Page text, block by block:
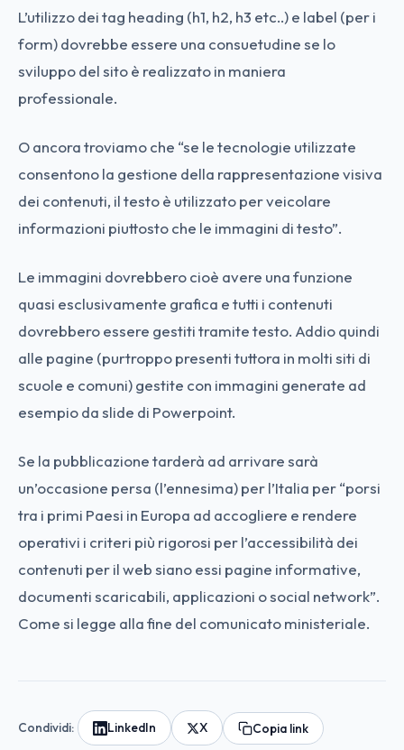
L’utilizzo dei tag heading (h1, h2, h3 etc..) e label (per i
form) dovrebbe essere una consuetudine se lo
sviluppo del sito è realizzato in maniera
professionale.
O ancora troviamo che “se le tecnologie utilizzate
consentono la gestione della rappresentazione visiva
dei contenuti, il testo è utilizzato per veicolare
informazioni piuttosto che le immagini di testo”.
Le immagini dovrebbero cioè avere una funzione
quasi esclusivamente grafica e tutti i contenuti
dovrebbero essere gestiti tramite testo. Addio quindi
alle pagine (purtroppo presenti tuttora in molti siti di
scuole e comuni) gestite con immagini generate ad
esempio da slide di Powerpoint.
Se la pubblicazione tarderà ad arrivare sarà
un’occasione persa (l’ennesima) per l’Italia per “porsi
tra i primi Paesi in Europa ad accogliere e rendere
operativi i criteri più rigorosi per l’accessibilità dei
contenuti per il web siano essi pagine informative,
documenti scaricabili, applicazioni o social network”.
Come si legge alla fine del comunicato ministeriale.
Condividi: LinkedIn X Copia link